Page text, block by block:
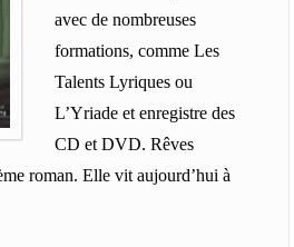
avec de nombreuses
formations, comme Les
Talents Lyriques ou
L’Yriade et enregistre des
CD et DVD. Rêves
roman. Elle vit aujourd’hui à